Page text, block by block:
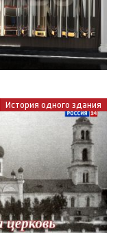
История одного здания